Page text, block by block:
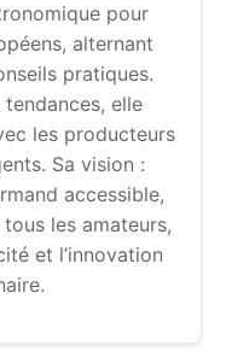
pour
alternant
pratiques.
elle
les producteurs
Sa vision :
accessible,
les amateurs,
et l’innovation